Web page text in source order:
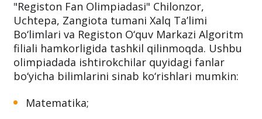
"Registon Fan Olimpiadasi" Chilonzor,
Uchtepa, Zangiota tumani Xalq Ta’limi
Bo‘limlari va Registon O‘quv Markazi Algoritm
filiali hamkorligida tashkil qilinmoqda. Ushbu
olimpiadada ishtirokchilar quyidagi fanlar
bo‘yicha bilimlarini sinab ko‘rishlari mumkin:
Matematika;